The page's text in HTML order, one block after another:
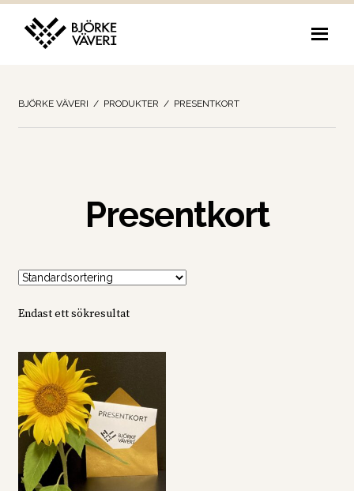
Hoppa
Hoppa
BJÖRKE VÄVERI / PRODUKTER / PRESENTKORT
Presentkort
Endast ett sökresultat